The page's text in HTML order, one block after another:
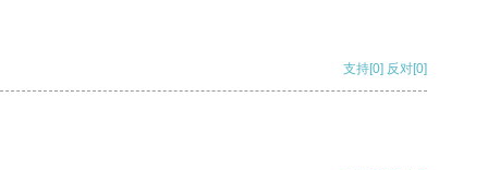
支持[0] 反对[0]